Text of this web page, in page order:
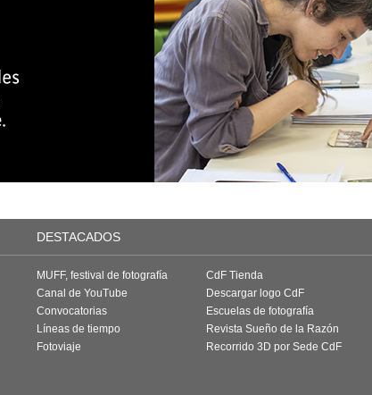
DESTACADOS
MUFF, festival de fotografía
Canal de YouTube
Convocatorias
Líneas de tiempo
Fotoviaje
CdF Tienda
Descargar logo CdF
Escuelas de fotografía
Revista Sueño de la Razón
Recorrido 3D por Sede CdF